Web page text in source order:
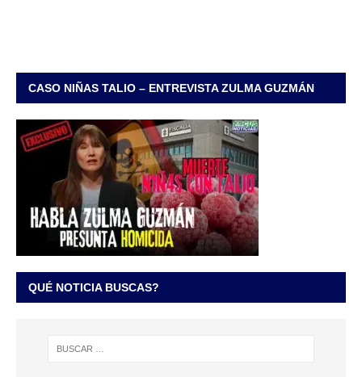
CASO NIÑAS TALIO – ENTREVISTA ZULMA GUZMÁN
QUÉ NOTICIA BUSCAS?